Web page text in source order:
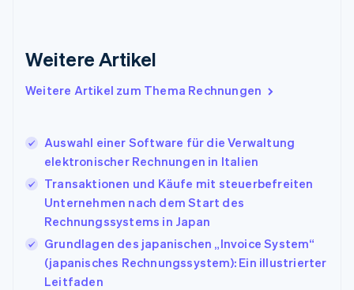
Weitere Artikel
Weitere Artikel zum Thema Rechnungen
Auswahl einer Software für die Verwaltung
elektronischer Rechnungen in Italien
Transaktionen und Käufe mit steuerbefreiten
Unternehmen nach dem Start des
Rechnungssystems in Japan
Grundlagen des japanischen „Invoice System“
(japanisches Rechnungssystem): Ein illustrierter
Leitfaden
Irland
Italien
日本語 English
Kanada
EnglishFrançais
Kroatien
EnglishItaliano
Lettland
Liechtenstein
DeutschEnglish
Litauen